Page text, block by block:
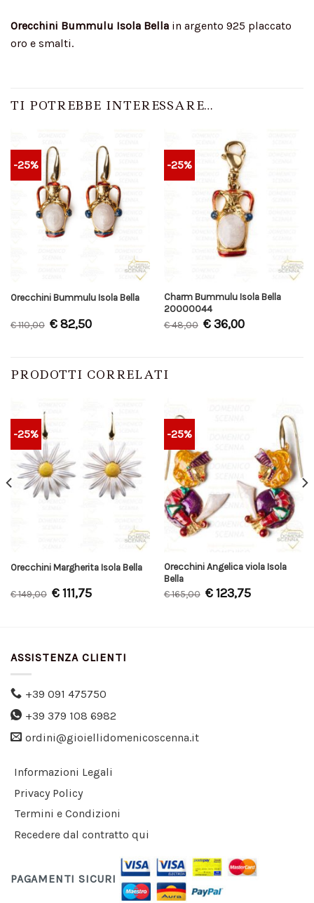
Orecchini Bummulu Isola Bella in argento 925 placcato
oro e smalti.
TI POTREBBE INTERESSARE…
-25%
Orecchini Bummulu Isola Bella
€110,00 €82,50
-25%
Charm Bummulu Isola Bella
20000044
€48,00 €36,00
PRODOTTI CORRELATI
-25%
Orecchini Margherita Isola Bella
€149,00 €111,75
-25%
Orecchini Angelica viola Isola
Bella
€165,00 €123,75
ASSISTENZA CLIENTI
+39 091 475750
+39 379 108 6982
ordini@gioiellidomenicoscenna.it
Informazioni Legali
Privacy Policy
Termini e Condizioni
Recedere dal contratto qui
PAGAMENTI SICURI